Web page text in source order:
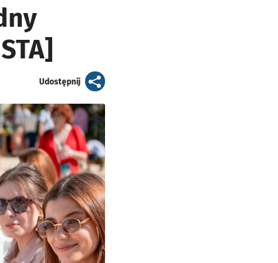
Udostępnijartykuł